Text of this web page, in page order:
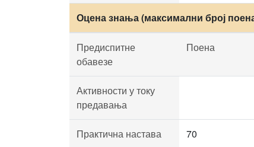
Оцена знања (максимални број
Предиспитне
обавезе
Поена
Активности у току
предавања
Практична настава 70